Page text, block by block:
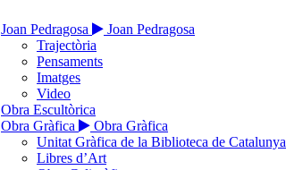
Joan Pedragosa
Joan Pedragosa
Trajectòria
Pensaments
Imatges
Video
Obra Escultòrica
Obra Gràfica
Obra Gràfica
Unitat Gràfica de la Biblioteca de Catalunya
Libres d’Art